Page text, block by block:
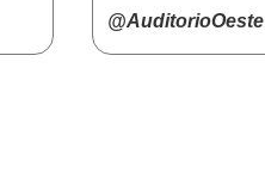
@AuditorioOeste